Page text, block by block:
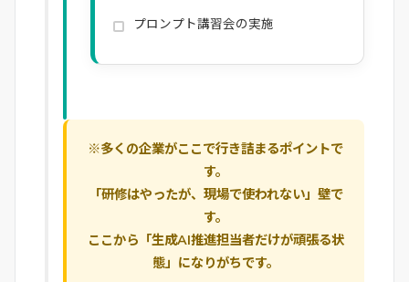
プロンプト講習会の実施
※多くの企業がここで行き詰まるポイントで
す。
「研修はやったが、現場で使われない」壁で
す。
ここから「生成AI推進担当者だけが頑張る状
態」になりがちです。